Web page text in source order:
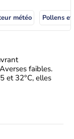
météo Pollens
faibles.
et 32°C, elles